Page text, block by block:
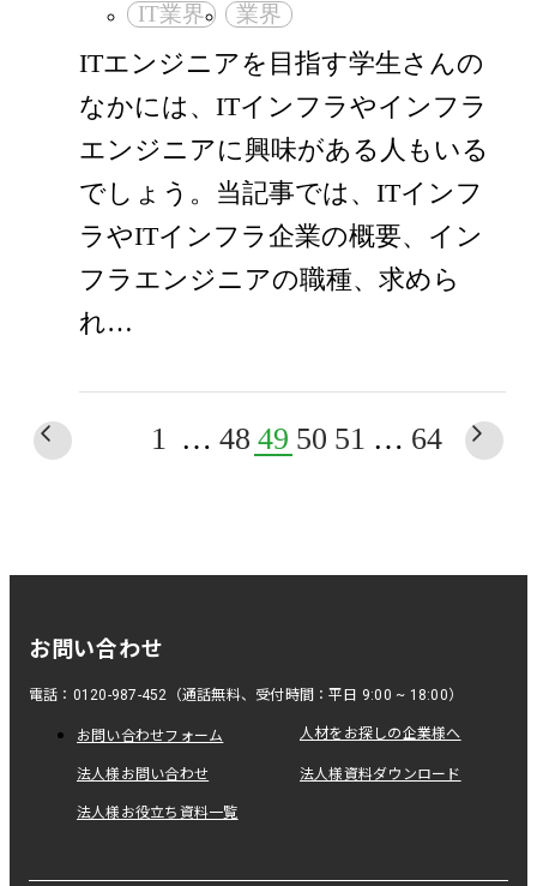
IT業界 業界
ITエンジニアを目指す学生さんの
なかには、ITインフラやインフラ
エンジニアに興味がある人もいる
でしょう。当記事では、ITインフ
ラやITインフラ企業の概要、イン
フラエンジニアの職種、求めら
れ…
1 … 48 49 50 51 … 64
お問い合わせ
電話：0120-987-452（通話無料、受付時間：平日 9:00 ~ 18:00）
お問い合わせフォーム 人材をお探しの企業様へ
法人様お問い合わせ 法人様資料ダウンロード
法人様お役立ち資料一覧